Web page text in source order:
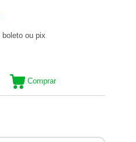
no boleto ou pix
Comprar